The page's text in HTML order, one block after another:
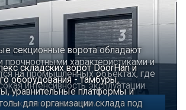
секционные ворота обладают
характеристиками и
на промышленных объектах, где
интенсивность эксплуатации.
Заказать по размерам
складских ворот DoorHan и
оборудования - тамбуры,
уравнительные платформы и
для организации склада под